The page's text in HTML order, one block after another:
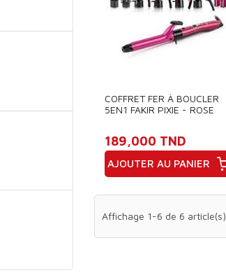
COFFRET FER À BOUCLER
5EN1 FAKIR PIXIE - ROSE
189,000 TND
AJOUTER AU PANIER
Affichage 1-6 de 6 article(s)